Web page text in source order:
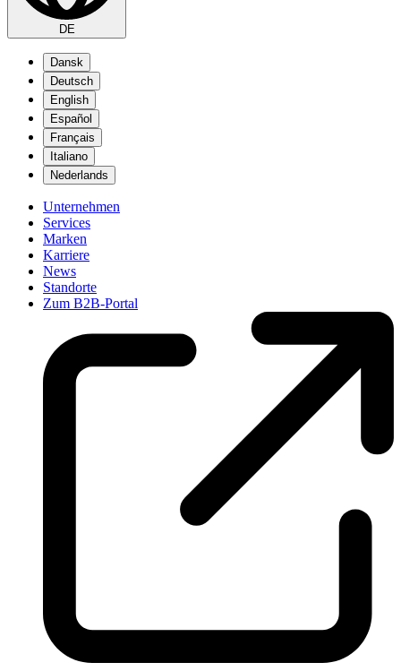
DE
Dansk
Deutsch
English
Español
Français
Italiano
Nederlands
Unternehmen
Services
Marken
Karriere
News
Standorte
Zum B2B-Portal